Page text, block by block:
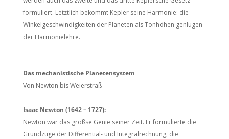
formuliert. Letztlich bekommt Kepler seine Harmonie: die
Winkelgeschwindigkeiten der Planeten als Tonhöhen genlugen
der Harmonielehre.
Das mechanistische Planetensystem
Von Newton bis Weierstraß
Isaac Newton (1642 – 1727):
Newton war das großse Genie seiner Zeit. Er formulierte die
Grundzüge der Differential- und Integralrechnung, die